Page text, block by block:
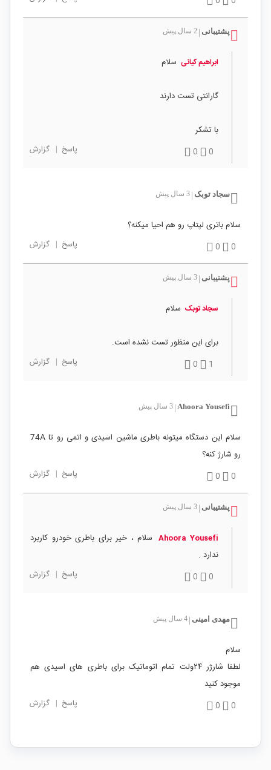
پشتیبانی 2 سال پیش
ابراهیم کیانی سلام
گارانتی تست دارند
با تشکر
0
0 پاسخ | گزارش
سجاد توبک 3 سال پیش
سلام باتری لپتاپ رو هم احیا میکنه؟
0
0 پاسخ | گزارش
پشتیبانی 3 سال پیش
سجاد توبک سلام
برای این منظور تست نشده است.
1
0 پاسخ | گزارش
Ahoora Yousefi 3 سال پیش
سلام این دستگاه میتونه باطری ماشین اسیدی و اتمی رو تا 74A
رو شارژ کنه؟
0
0 پاسخ | گزارش
پشتیبانی 3 سال پیش
Ahoora Yousefi سلام ، خیر برای باطری خودرو کاربرد
ندارد .
0
0 پاسخ | گزارش
مهدی امینی 4 سال پیش
سلام
لطفا شارژر ۲۴ولت تمام اتوماتیک برای باطری های اسیدی هم
موجود کنید
0
0 پاسخ | گزارش